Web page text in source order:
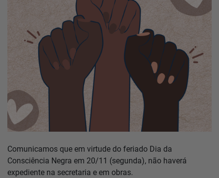
Área restrita
Comunicamos que em virtude do feriado Dia da
Consciência Negra em 20/11 (segunda), não haverá
expediente na secretaria e em obras.